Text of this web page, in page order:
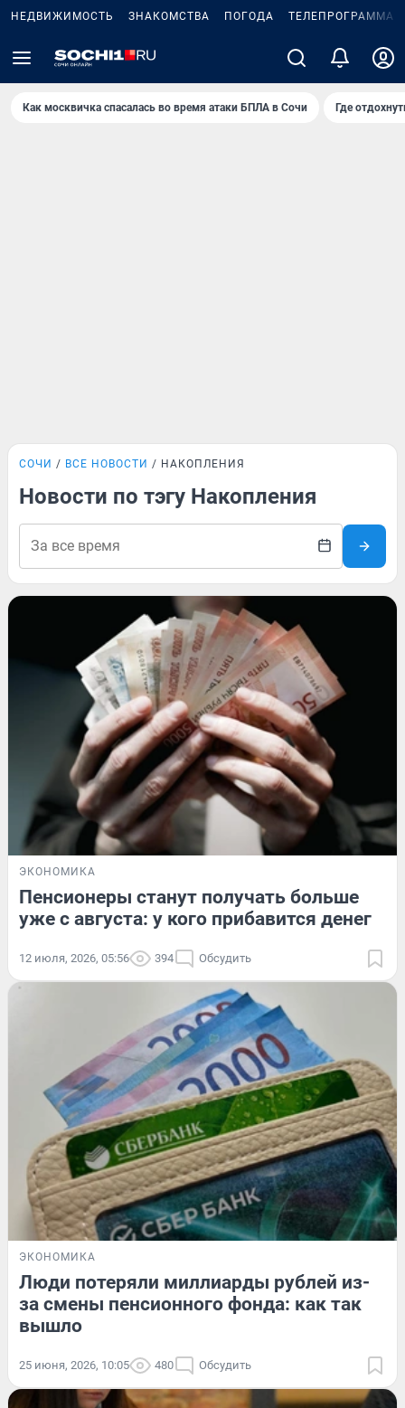
НЕДВИЖИМОСТЬ ЗНАКОМСТВА ПОГОДА ТЕЛЕПРОГРАММА
Как москвичка спасалась во время атаки БПЛА в Сочи Где
СОЧИ ВСЕ НОВОСТИ НАКОПЛЕНИЯ
Новости по тэгу Накопления
ЭКОНОМИКА
Пенсионеры станут получать больше
уже с августа: у кого прибавится денег
12 июля, 2026, 05:56 394 Обсудить
ЭКОНОМИКА
Люди потеряли миллиарды рублей из-
за смены пенсионного фонда: как так
вышло
25 июня, 2026, 10:05 480 Обсудить